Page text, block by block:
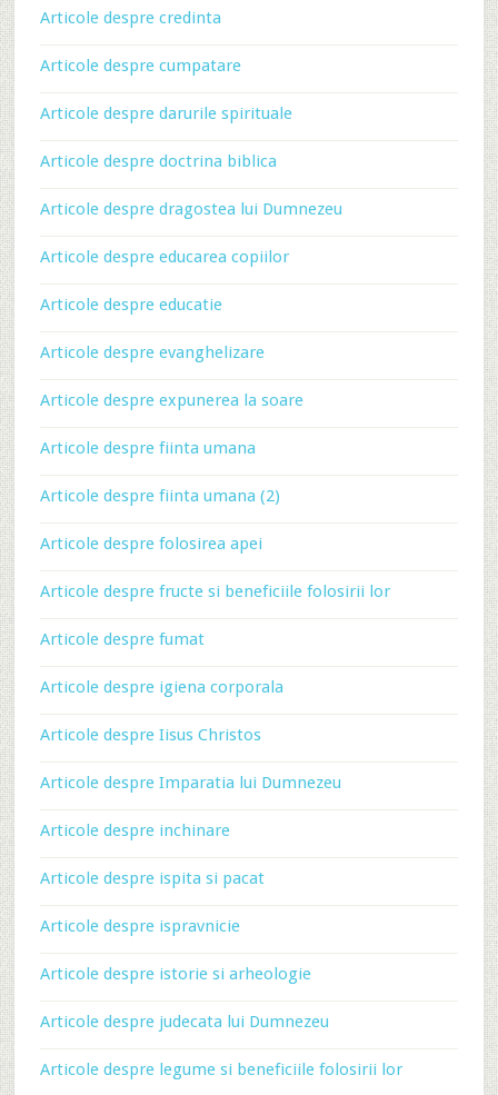
Articole despre credinta
Articole despre cumpatare
Articole despre darurile spirituale
Articole despre doctrina biblica
Articole despre dragostea lui Dumnezeu
Articole despre educarea copiilor
Articole despre educatie
Articole despre evanghelizare
Articole despre expunerea la soare
Articole despre fiinta umana
Articole despre fiinta umana (2)
Articole despre folosirea apei
Articole despre fructe si beneficiile folosirii lor
Articole despre fumat
Articole despre igiena corporala
Articole despre Iisus Christos
Articole despre Imparatia lui Dumnezeu
Articole despre inchinare
Articole despre ispita si pacat
Articole despre ispravnicie
Articole despre istorie si arheologie
Articole despre judecata lui Dumnezeu
Articole despre legume si beneficiile folosirii lor